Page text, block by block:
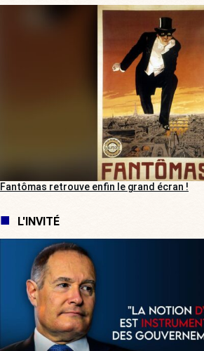
Fantômas retrouve enfin le grand écran !
L'INVITÉ